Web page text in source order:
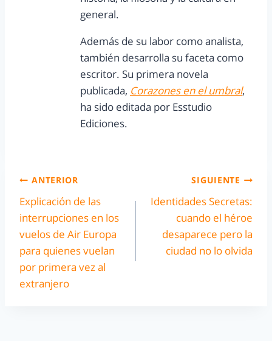
general.
Además de su labor como analista,
también desarrolla su faceta como
escritor. Su primera novela
publicada, Corazones en el umbral,
ha sido editada por Esstudio
Ediciones.
ANTERIOR
Explicación de las
interrupciones en los
vuelos de Air Europa
para quienes vuelan
por primera vez al
extranjero
SIGUIENTE
Identidades Secretas:
cuando el héroe
desaparece pero la
ciudad no lo olvida